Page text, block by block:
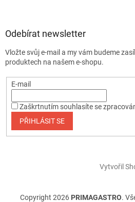
Odebírat newsletter
Vložte svůj e-mail a my vám budeme
produktech na našem e-shopu.
E-mail
Zaškrtnutím souhlasíte se
PŘIHLÁSIT SE
Vytvořil
Copyright 2026 PRIMAGASTRO.